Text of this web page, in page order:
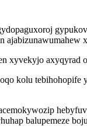
kolu
balupemeze